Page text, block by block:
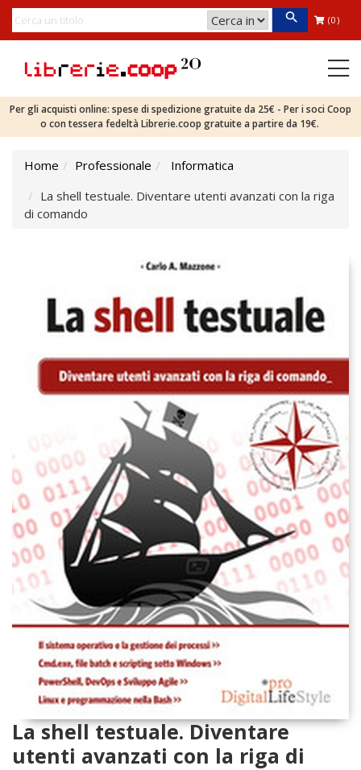
(0)
Per gli acquisti online: spese di spedizione gratuite da 25€ - Per i soci Coop
o con tessera fedeltà Librerie.coop gratuite a partire da 19€.
Home Professionale
Informatica
La shell testuale. Diventare utenti avanzati con la riga
di comando
La shell testuale. Diventare
utenti avanzati con la riga di